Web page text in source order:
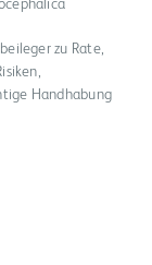
zu Rate,
Handhabung